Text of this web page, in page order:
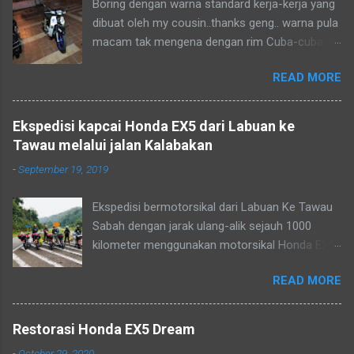
cuaca baik. Anjung Ketam merupakan salah
satu tempat makanan laut yang terkenal di W.P
Labuan. Kelihatan seorang nela...
dengan menyalin kembali sistem brek dari
honda jenis wave 125. Fork depan juga
menggunakan fork honda wave 125. Aku
Boring dengan warna standard kerja-kerja yang
dibuat oleh my cousin..thanks geng.. warna pula
macam tak mengena dengan rim Cuba-cuba
oleh Racing Boy. Siap la sedikit tapi masih ada
yang perlu dibuat lagi ni Projek yang belum
menjadi, belum jumpa bakul Layan Konvoi naik
bukit Kimanis batu 16 Ex5 dream FI 110 Santai
petang bersamanya menunggu matahari
terbenam.
READ MORE
Ekspedisi kapcai Honda EX5 dari Labuan ke
Tawau melalui jalan Kalabakan
-September 19, 2019
Ekspedisi bermotorsikal dari Labuan Ke Tawau
Sabah dengan jarak ulang-alik sejauh 1000
kilometer menggunakan motorsikal Honda EX5
Kami disajikan pemandangan indah berbukit-
bukau yang menghijau melalui jalan kalabakan.
Perjalanan yang santai dan berhenti di beberapa
READ MORE
Restorasi Honda EX5 Dream